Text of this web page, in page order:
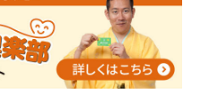
室＠小さな家族葬ハウ
ートを書いてみよう！
周年記念式典 レンブラ